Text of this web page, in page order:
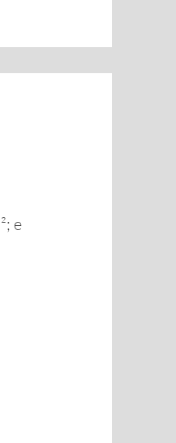
e